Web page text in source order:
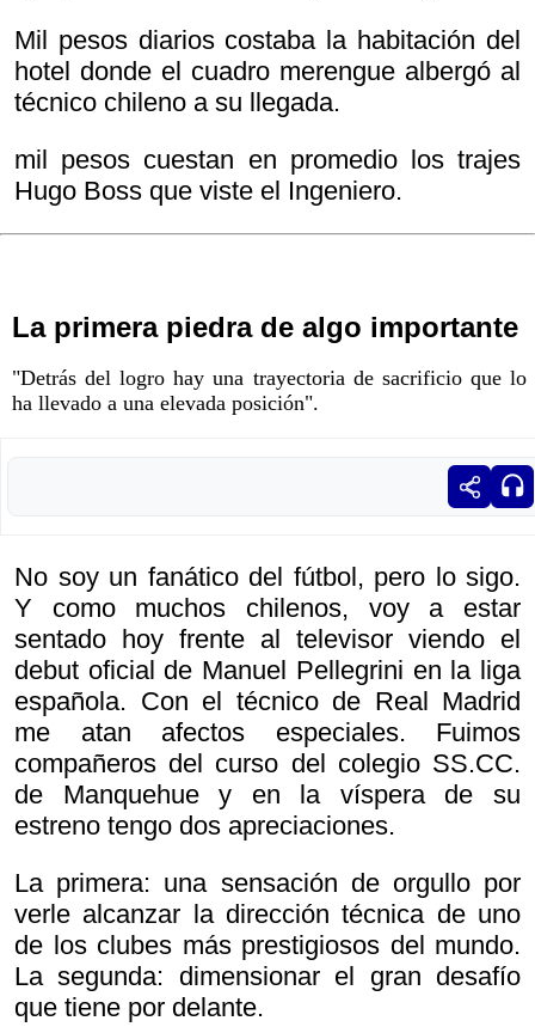
Mil pesos diarios costaba la habitación del
hotel donde el cuadro merengue albergó al
técnico chileno a su llegada.
mil pesos cuestan en promedio los trajes
Hugo Boss que viste el Ingeniero.
La primera piedra de algo importante
"Detrás del logro hay una trayectoria de sacrificio que lo
ha llevado a una elevada posición".
No soy un fanático del fútbol, pero lo sigo.
Y como muchos chilenos, voy a estar
sentado hoy frente al televisor viendo el
debut oficial de Manuel Pellegrini en la liga
española. Con el técnico de Real Madrid
me atan afectos especiales. Fuimos
compañeros del curso del colegio SS.CC.
de Manquehue y en la víspera de su
estreno tengo dos apreciaciones.
La primera: una sensación de orgullo por
verle alcanzar la dirección técnica de uno
de los clubes más prestigiosos del mundo.
La segunda: dimensionar el gran desafío
que tiene por delante.